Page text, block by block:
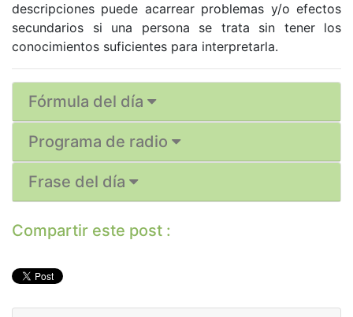
descripciones puede acarrear problemas y/o efectos
secundarios si una persona se trata sin tener los
conocimientos suficientes para interpretarla.
Fórmula del día
Programa de radio
Frase del día
Compartir este post :